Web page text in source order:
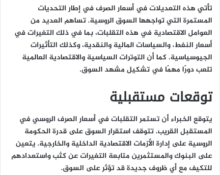
تأتي هذه التعديلات في أسعار الصرف في إطار التحديات
المستمرة التي تواجهها السوق الروسية. تساهم العديد من
العوامل الاقتصادية في هذه التقلبات، بما في ذلك التغيرات في
أسعار النفط، والسياسات المالية والنقدية، وكذلك التأثيرات
الجيوسياسية. كما أن التوترات السياسية والاقتصادية العالمية
تلعب دورًا مهمًا في تشكيل مشهد السوق.
توقعات مستقبلية
يتوقع الخبراء أن تستمر التقلبات في أسعار الصرف الروسي في
المستقبل القريب. تتوقف استقرار السوق على قدرة الحكومة
الروسية على إدارة الأزمات الاقتصادية الداخلية والخارجية. يتعين
على البنوك والمستثمرين متابعة التغيرات عن كثب واستعدادهم
للتكيف مع أي ظروف جديدة قد تؤثر على السوق.